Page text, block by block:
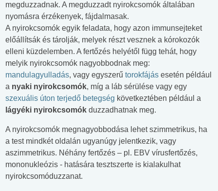
megduzzadnak. A megduzzadt nyirokcsomók általában
nyomásra érzékenyek, fájdalmasak.
A nyirokcsomók egyik feladata, hogy azon immunsejteket
előállítsák és tárolják, melyek részt vesznek a kórokozók
elleni küzdelemben. A fertőzés helyétől függ tehát, hogy
melyik nyirokcsomók nagyobbodnak meg:
mandulagyulladás, vagy egyszerű torokfájás esetén például
a nyaki nyirokcsomók, míg a láb sérülése vagy egy
szexuális úton terjedő betegség következtében például a
lágyéki nyirokcsomók duzzadhatnak meg.
A nyirokcsomók megnagyobbodása lehet szimmetrikus, ha
a test mindkét oldalán ugyanúgy jelentkezik, vagy
aszimmetrikus. Néhány fertőzés – pl. EBV vírusfertőzés,
mononukleózis - hatására tesztszerte is kialakulhat
nyirokcsomóduzzanat.